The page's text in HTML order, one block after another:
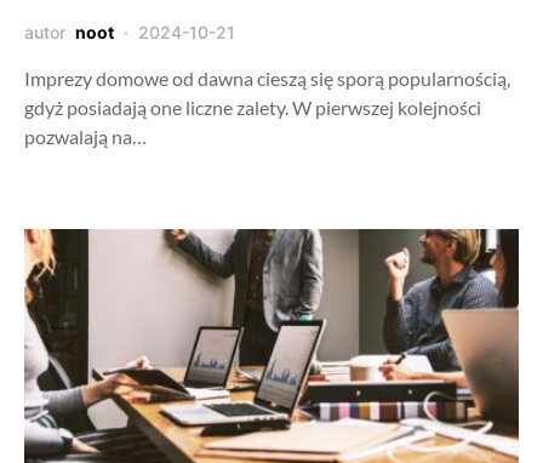
autor noot 2024-10-21
Imprezy domowe od dawna cieszą się sporą popularnością,
gdyż posiadają one liczne zalety. W pierwszej kolejności
pozwalają na…